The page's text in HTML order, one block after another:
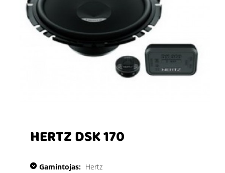
HERTZ DSK 170
Gamintojas: Hertz